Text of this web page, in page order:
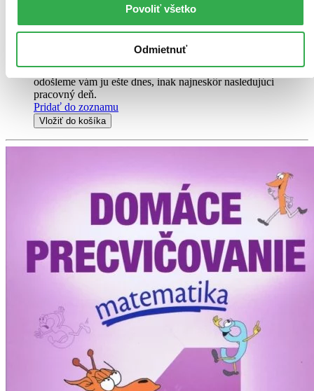
Povoliť všetko
Odmietnuť
4,50 €
Táto kniha sa môže na cestu ku vám vybrať prakticky
okamžite! Ak si ju objednáte do 13:00 v pracovný deň,
odošleme vám ju ešte dnes, inak najneskôr nasledujúci
pracovný deň.
Pridať do zoznamu
Vložiť do košíka